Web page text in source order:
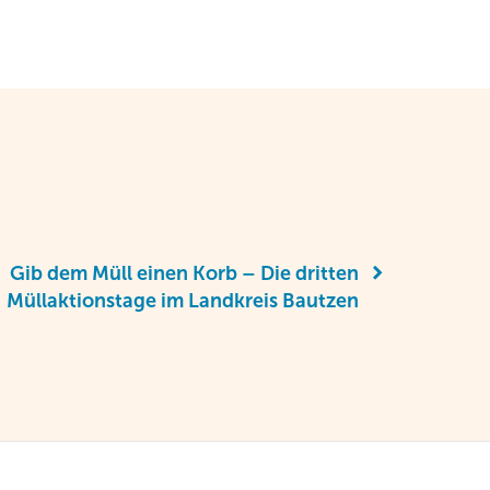
Gib dem Müll einen Korb – Die dritten
Müllaktionstage im Landkreis Bautzen